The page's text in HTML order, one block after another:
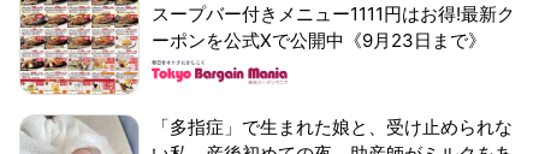
スープバー付きメニュー1111円はお得!最新ク
ーポンを公式Xで公開中《9月23日まで》
「多指症」で生まれた娘と、受け止められな